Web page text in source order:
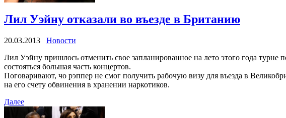
Лил Уэйну отказали во въезде в Британию
20.03.2013
Новости
Лил Уэйну пришлось отменить свое запланированное на лето этого года
состояться большая часть концертов.
Поговаривают, чо рэппер не смог получить рабочую визу для въезда в
на его счету обвинения в хранении наркотиков.
Далее